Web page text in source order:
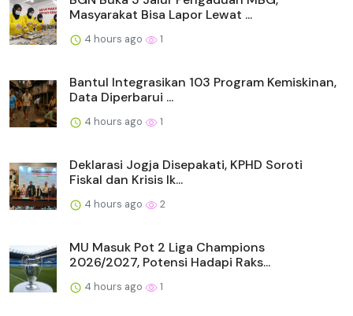
Masyarakat Bisa Lapor Lewat ...
4 hours ago 1
Bantul Integrasikan 103 Program Kemiskinan,
Data Diperbarui ...
4 hours ago 1
Deklarasi Jogja Disepakati, KPHD Soroti
Fiskal dan Krisis Ik...
4 hours ago 2
MU Masuk Pot 2 Liga Champions
2026/2027, Potensi Hadapi Raks...
4 hours ago 1